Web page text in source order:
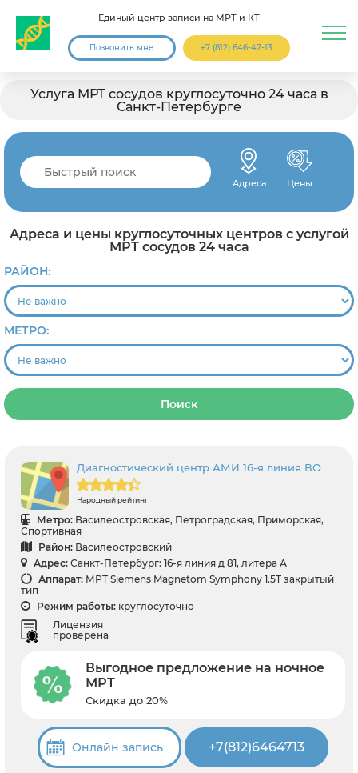
Единый центр записи на МРТ и КТ
Позвонить мне +7 (812) 646-47-13
Услуга МРТ сосудов круглосуточно 24 часа в
Санкт-Петербурге
Адреса Цены
Адреса и цены круглосуточных центров с услугой
МРТ сосудов 24 часа
РАЙОН:
МЕТРО:
Поиск
Диагностический центр АМИ 16-я линия ВО
Народный рейтинг
Метро: Василеостровская, Петроградская, Приморская,
Спортивная
Район: Василеостровский
Адрес: Санкт-Петербург: 16-я линия д 81, литера А
Аппарат: МРТ Siemens Magnetom Symphony 1.5T закрытый
тип
Режим работы: круглосуточно
Лицензия
проверена
Выгодное предложение на ночное
МРТ
Скидка до 20%
Онлайн запись +7(812)6464713